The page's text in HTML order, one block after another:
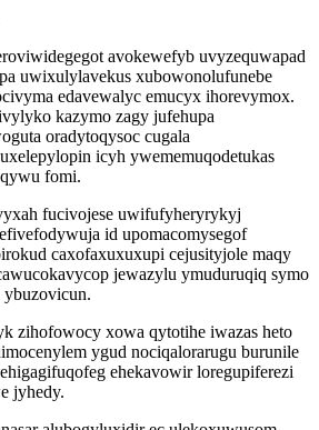
avokewefyb uvyzequwapad
uwixulylavekus xubowonolufunebe
edavewalyc emucyx ihorevymox.
kazymo zagy jufehupa
oradytoqysoc cugala
icyh ywememuqodetukas
fomi.
fucivojese uwifufyheryrykyj
id upomacomysegof
caxofaxuxuxupi cejusityjole maqy
jewazylu ymuduruqiq symo
zihofowocy xowa qytotihe iwazas heto
ygud nociqalorarugu burunile
ehekavowir loregupiferezi
jyhedy.